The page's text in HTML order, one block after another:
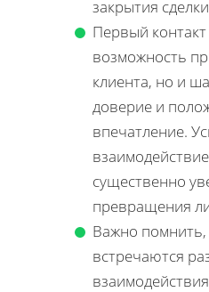
закрытия
Первый
возможность
клиента, но и
доверие и
впечатление.
существенно
превращения
Важно помнить,
встречаются